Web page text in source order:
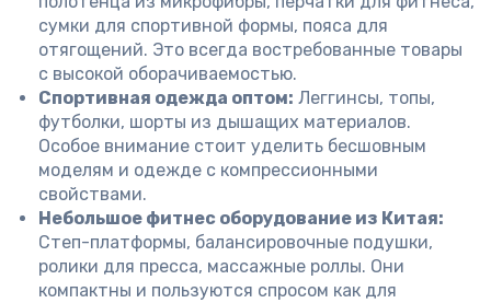
сумки для спортивной формы, пояса для
отягощений. Это всегда востребованные товары
с высокой оборачиваемостью.
Спортивная одежда оптом: Леггинсы, топы,
футболки, шорты из дышащих материалов.
Особое внимание стоит уделить бесшовным
моделям и одежде с компрессионными
свойствами.
Небольшое фитнес оборудование из Китая:
Степ-платформы, балансировочные подушки,
ролики для пресса, массажные роллы. Они
компактны и пользуются спросом как для